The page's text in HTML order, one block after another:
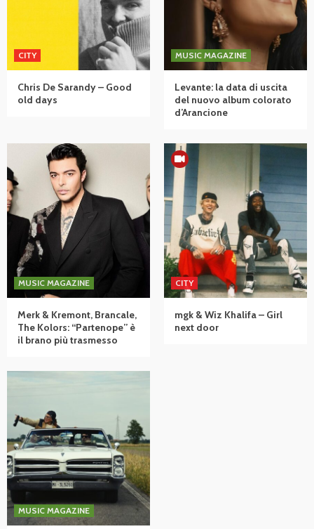
CITY
Chris De Sarandy – Good
old days
MUSIC MAGAZINE
Levante: la data di uscita
del nuovo album colorato
d’Arancione
MUSIC MAGAZINE
Merk & Kremont, Brancale,
The Kolors: “Partenope” è
il brano più trasmesso
CITY
mgk & Wiz Khalifa – Girl
next door
MUSIC MAGAZINE